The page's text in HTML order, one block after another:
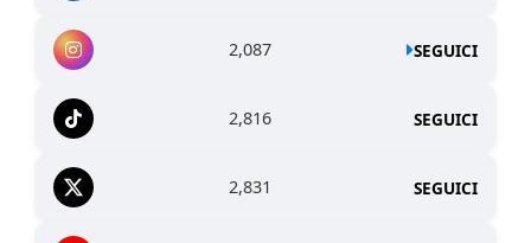
2,087 SEGUICI
2,816 SEGUICI
2,831 SEGUICI